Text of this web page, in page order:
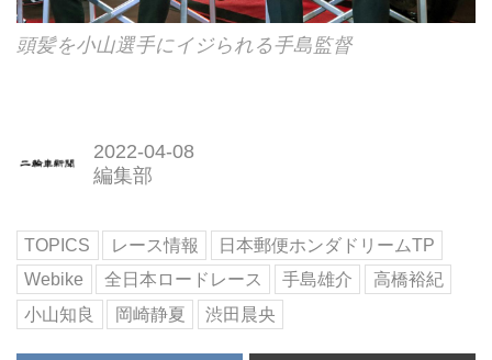
頭髪を小山選手にイジられる手島監督
2022-04-08
編集部
TOPICS レース情報
日本郵便ホンダドリームTP
Webike
全日本ロードレース 手島雄介
高橋裕紀
小山知良
岡崎静夏 渋田晨央